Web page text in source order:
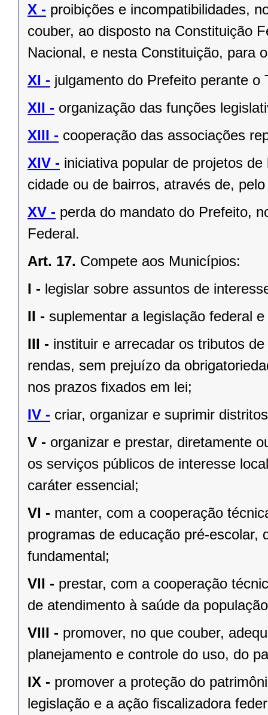
X - proibições e incompatibilidades,
couber, ao disposto na Constituição
Nacional, e nesta Constituição, para
XI - julgamento do Prefeito perante o
XII - organização das funções
XIII - cooperação das associações
XIV - iniciativa popular de projetos
cidade ou de bairros, através de,
XV - perda do mandato do Prefeito,
Federal.
Art. 17. Compete aos Municípios:
I - legislar sobre assuntos de
II - suplementar a legislação federal
III - instituir e arrecadar os tributos
rendas, sem prejuízo da
nos prazos ﬁxados em lei;
IV - criar, organizar e suprimir
V - organizar e prestar, diretamente
os serviços públicos de interesse
caráter essencial;
VI - manter, com a cooperação
programas de educação pré-escolar,
fundamental;
VII - prestar, com a cooperação
de atendimento à saúde da
VIII - promover, no que couber,
planejamento e controle do uso, do
IX - promover a proteção do
legislação e a ação ﬁscalizadora